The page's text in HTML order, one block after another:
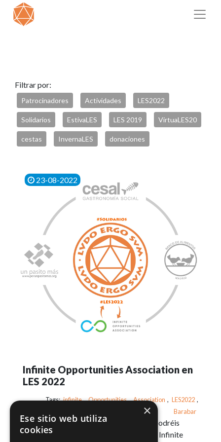
Filtrar por:
Patrocinadores Actividades LES2022
Solidarios EstivaLES LES 2019 VirtuaLES20
cestas InvernaLES donaciones
23-08-2022
Infinite Opportunities Association en
LES 2022
Tags: infinite , Opportunities , Association , LES2022 ,
Barabar
¿Conocéis Barabar? Pues en estas LES, podréis
hacerlo, de la mano de los voluntarios de Infinite
×
Ese sitio web utiliza
cookies